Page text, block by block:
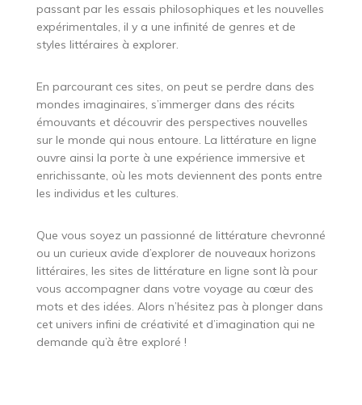
passant par les essais philosophiques et les nouvelles
expérimentales, il y a une infinité de genres et de
styles littéraires à explorer.
En parcourant ces sites, on peut se perdre dans des
mondes imaginaires, s’immerger dans des récits
émouvants et découvrir des perspectives nouvelles
sur le monde qui nous entoure. La littérature en ligne
ouvre ainsi la porte à une expérience immersive et
enrichissante, où les mots deviennent des ponts entre
les individus et les cultures.
Que vous soyez un passionné de littérature chevronné
ou un curieux avide d’explorer de nouveaux horizons
littéraires, les sites de littérature en ligne sont là pour
vous accompagner dans votre voyage au cœur des
mots et des idées. Alors n’hésitez pas à plonger dans
cet univers infini de créativité et d’imagination qui ne
demande qu’à être exploré !